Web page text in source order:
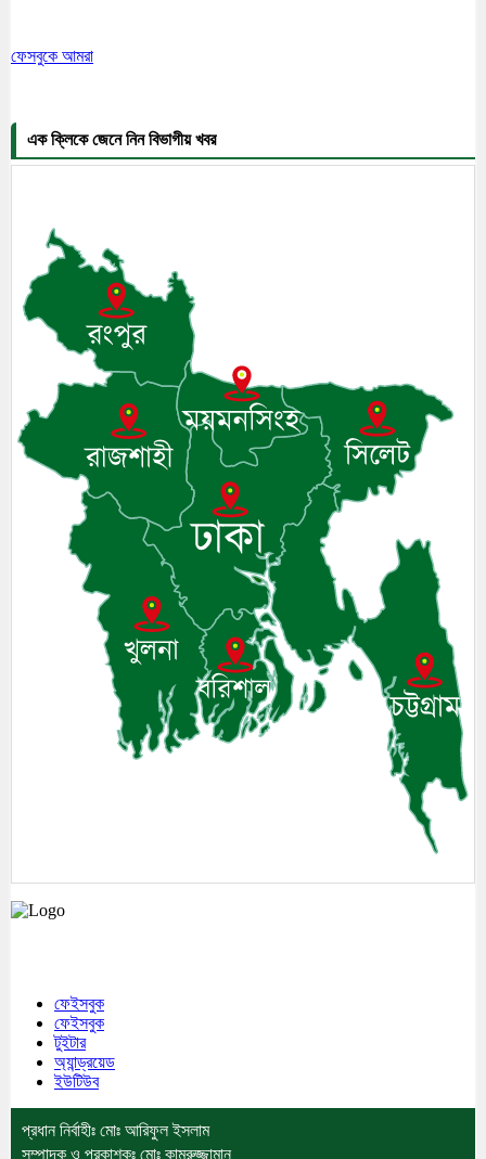
ফেসবুকে আমরা
এক ক্লিকে জেনে নিন বিভাগীয় খবর
ফেইসবুক
ফেইসবুক
টুইটার
অ্যান্ড্রয়েড
ইউটিউব
প্রধান নির্বাহীঃ মোঃ আরিফুল ইসলাম
সম্পাদক ও প্রকাশকঃ মোঃ কামরুজ্জামান